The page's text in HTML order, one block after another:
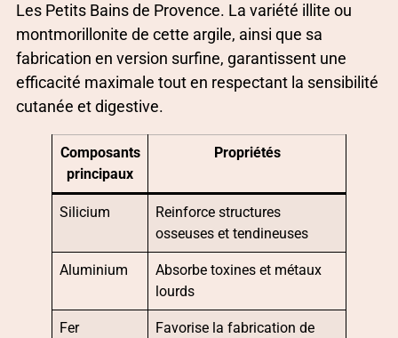
Les Petits Bains de Provence. La variété illite ou
montmorillonite de cette argile, ainsi que sa
fabrication en version surfine, garantissent une
efficacité maximale tout en respectant la sensibilité
cutanée et digestive.
Composants
principaux
Propriétés
Silicium
Reinforce structures
osseuses et tendineuses
Aluminium
Absorbe toxines et métaux
lourds
Fer
Favorise la fabrication de